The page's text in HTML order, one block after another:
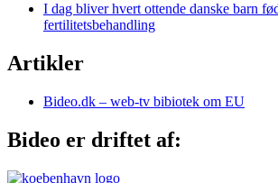
I dag bliver hvert ottende danske barn
fertilitetsbehandling
Artikler
Bideo.dk – web-tv bibiotek om EU
Bideo er driftet af: